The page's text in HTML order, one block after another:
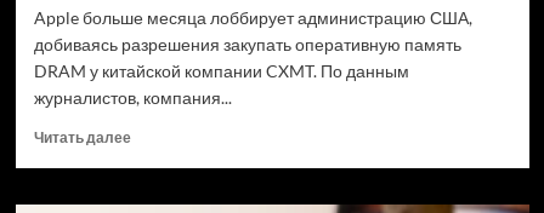
Apple больше месяца лоббирует администрацию США,
добиваясь разрешения закупать оперативную память
DRAM у китайской компании CXMT. По данным
журналистов, компания...
Читать далееПрочитать
Apple